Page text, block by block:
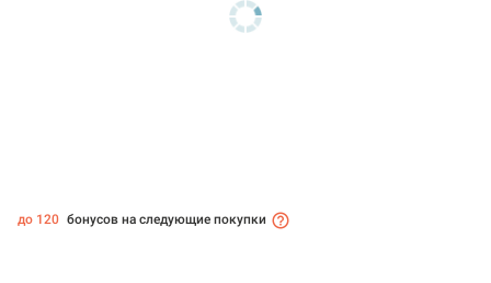
до 120 бонусов на следующие покупки